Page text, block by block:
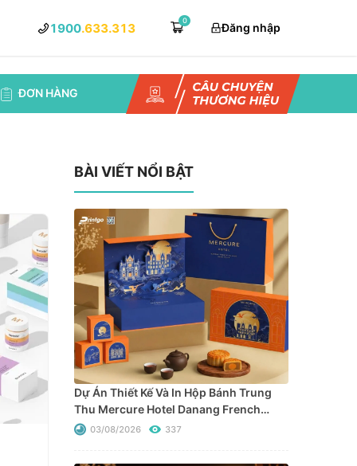
1900.633.313
0
Đăng nhập
ĐƠN HÀNG
BÀI VIẾT NỔI BẬT
Dự Án Thiết Kế Và In Hộp Bánh Trung
Thu Mercure Hotel Danang French
Village Bana Hills
03/08/2026 337